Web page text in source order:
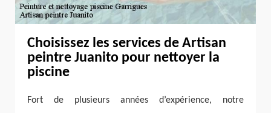
Choisissez les services de Artisan
peintre Juanito pour nettoyer la
piscine
Fort de plusieurs années d’expérience, notre